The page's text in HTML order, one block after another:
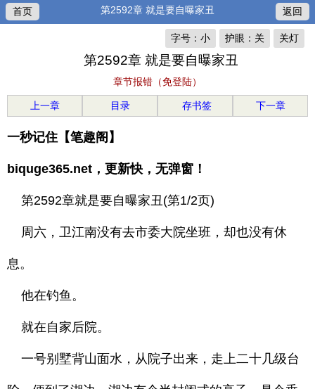
首页 第2592章 就是要自曝家丑 返回
关灯
护眼：关
字号：小
第2592章 就是要自曝家丑
章节报错（免登陆）
上一章 目录 存书签 下一章
一秒记住【笔趣阁】
biquge365.net，更新快，无弹窗！
第2592章就是要自曝家丑(第1/2页)
周六，卫江南没有去市委大院坐班，却也没有休
息。
他在钓鱼。
就在自家后院。
一号别墅背山面水，从院子出来，走上二十几级台